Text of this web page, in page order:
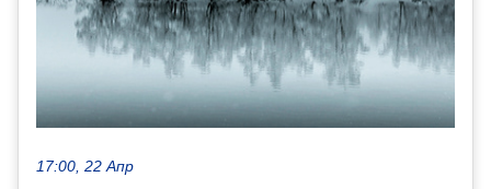
17:00, 22 Апр